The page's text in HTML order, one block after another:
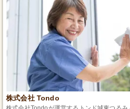
株式会社 Tondo